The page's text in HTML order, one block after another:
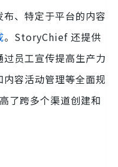
、特定于平台的内容
。StoryChief 还提供
员工宣传提高生产力
容活动管理等全面规
了跨多个渠道创建和